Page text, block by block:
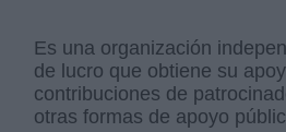
Es una organización
de lucro que obtiene su
contribuciones de
otras formas de apoyo